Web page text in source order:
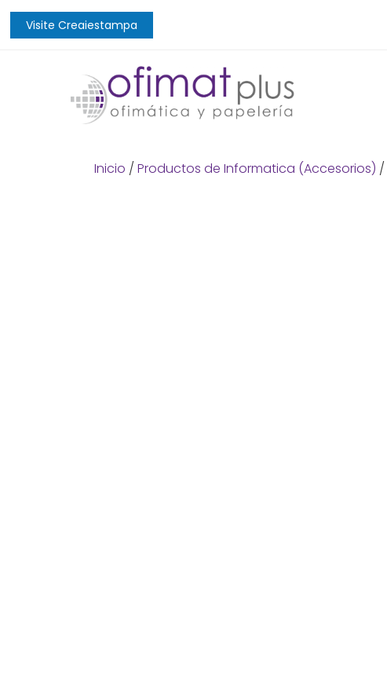
Visite Creaiestampa
Inicio / Productos de Informatica (Accesorios) /